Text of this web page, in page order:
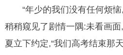
“年少的我们没有任何烦恼,
稍稍窥见了剧情一隅:未看画
夏立下约定,“我们高考结束那